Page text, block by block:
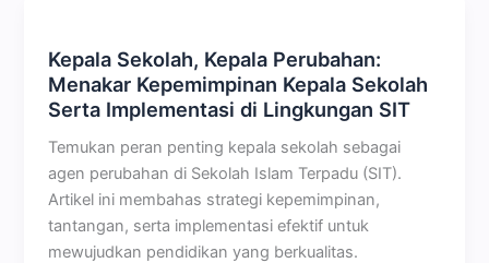
Kepala Sekolah, Kepala Perubahan:
Menakar Kepemimpinan Kepala Sekolah
Serta Implementasi di Lingkungan SIT
Temukan peran penting kepala sekolah sebagai
agen perubahan di Sekolah Islam Terpadu (SIT).
Artikel ini membahas strategi kepemimpinan,
tantangan, serta implementasi efektif untuk
mewujudkan pendidikan yang berkualitas.